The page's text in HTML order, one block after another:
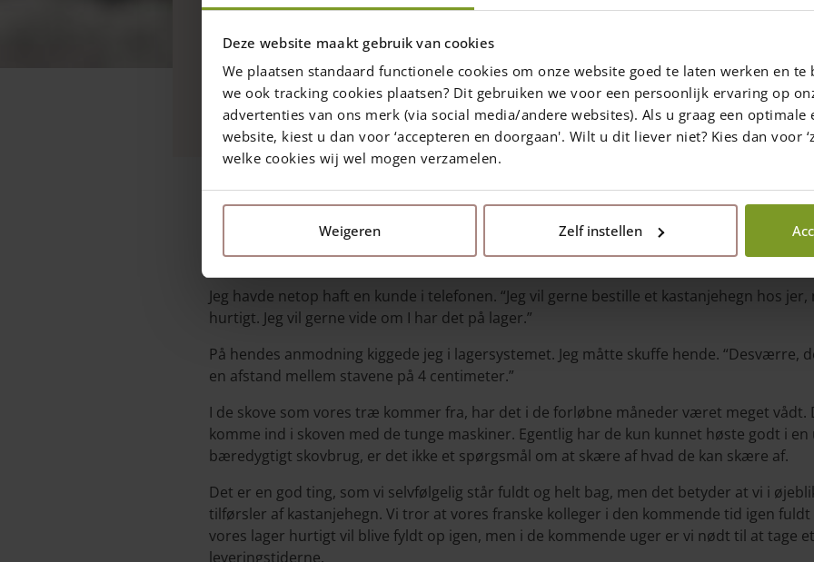
Deze website maakt gebruik van cookies
We plaatsen standaard functionele cookies om onze website goed te laten werken en
we ook tracking cookies plaatsen? Dit gebruiken we voor een persoonlijk ervaring op
advertenties van ons merk (via social media/andere websites). Als u graag een
website, kiest u dan voor ‘accepteren en doorgaan'. Wilt u dit liever niet? Kies dan voor
welke cookies wij wel mogen verzamelen.
Weigeren Zelf instellen
Alt i rette perspektiv!
"Men hvad har du så på lager? Så tager jeg bare det! Jeg har lyst
til at klø på nu og vi skal nok vænne...
30 marts 2021 —Rachel
Share the page
Jeg havde netop haft en kunde i telefonen. “Jeg vil gerne bestille et kastanjehegn hos
hurtigt. Jeg vil gerne vide om I har det på lager.”
På hendes anmodning kiggede jeg i lagersystemet. Jeg måtte skuffe hende. “Desværre,
en afstand mellem stavene på 4 centimeter.”
I de skove som vores træ kommer fra, har det i de forløbne måneder været meget vådt.
komme ind i skoven med de tunge maskiner. Egentlig har de kun kunnet høste godt i
bæredygtigt skovbrug, er det ikke et spørgsmål om at skære af hvad de kan skære af.
Det er en god ting, som vi selvfølgelig står fuldt og helt bag, men det betyder at vi i
tilførsler af kastanjehegn. Vi tror at vores franske kolleger i den kommende tid igen
vores lager hurtigt vil blive fyldt op igen, men i de kommende uger er vi nødt til at tage
leveringstiderne.